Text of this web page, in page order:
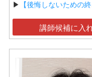
▶ 【後悔しないための終活の進め方】
講師候補に入